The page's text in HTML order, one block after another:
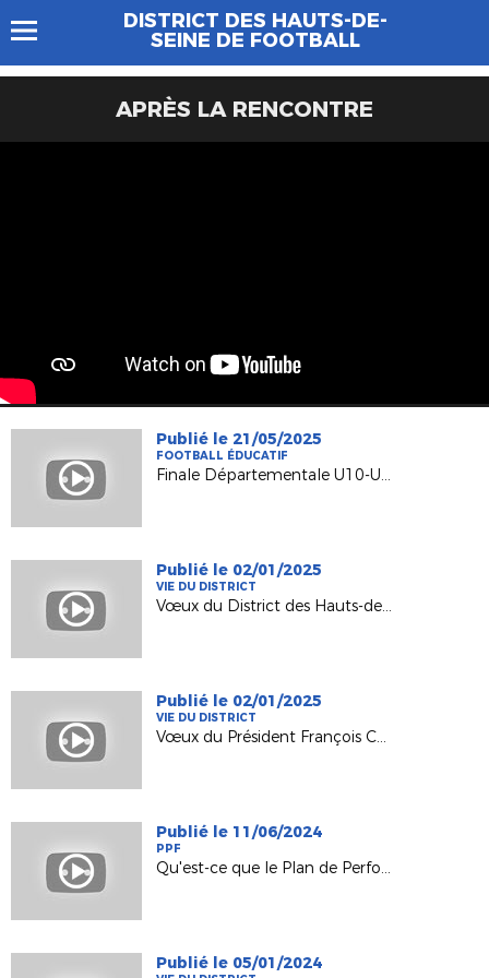
DISTRICT DES HAUTS-DE-
SEINE DE FOOTBALL
APRÈS LA RENCONTRE
Publié le 21/05/2025
FOOTBALL ÉDUCATIF
Finale Départementale U10-U11-U11F et U12 2025
Publié le 02/01/2025
VIE DU DISTRICT
Vœux du District des Hauts-de-Seine de Football
Publié le 02/01/2025
VIE DU DISTRICT
Vœux du Président François CHARRASSE
Publié le 11/06/2024
PPF
Qu'est-ce que le Plan de Performance Fédéral ?
Publié le 05/01/2024